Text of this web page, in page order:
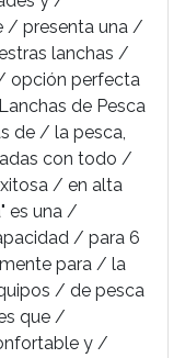
/ presenta una /
lanchas /
opción perfecta
de Pesca
de / la pesca,
con todo /
/ en alta
es una /
/ para 6
para / la
/ de pesca
que /
y /